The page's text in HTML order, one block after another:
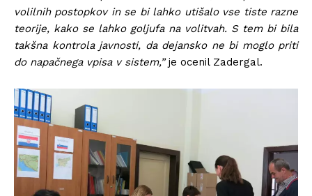
volilnih postopkov in se bi lahko utišalo vse tiste razne
teorije, kako se lahko goljufa na volitvah. S tem bi bila
takšna kontrola javnosti, da dejansko ne bi moglo priti
do napačnega vpisa v sistem,”je ocenil Zadergal.